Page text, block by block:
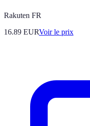
Rakuten FR
16.89 EURVoir le prix